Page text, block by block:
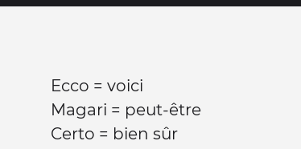
Ecco = voici
Magari = peut-être
Certo = bien sûr